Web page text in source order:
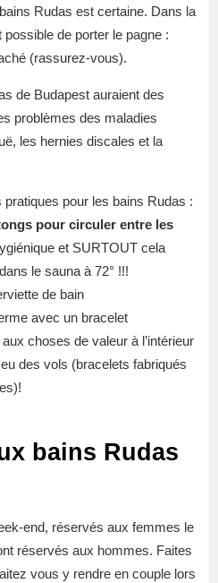
Rudas est certaine. Dans la
de porter le pagne :
(rassurez-vous).
de Budapest auraient des
problèmes des maladies
les hernies discales et la
pour les bains Rudas :
pour circuler entre les
et SURTOUT cela
le sauna à 72° !!!
de bain
avec un bracelet
choses de valeur à l’intérieur
des vols (bracelets fabriqués
bains Rudas
end, réservés aux femmes le
réservés aux hommes. Faites
vous y rendre en couple lors